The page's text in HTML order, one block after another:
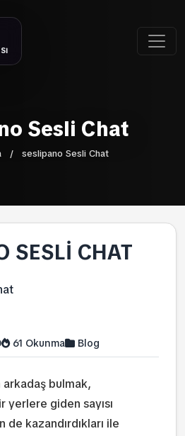
Sesli Chat
/ seslipano Sesli Chat
SESLI CHAT
61 Okunma Blog
bulmak,
giden sayısı
de kazandırdıkları ile